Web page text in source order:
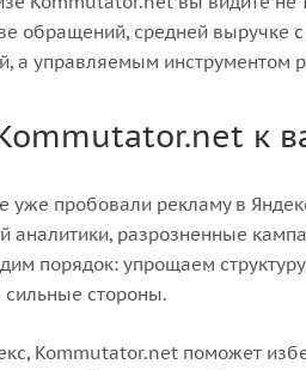
обращений, средней выручке
а управляемым инструментом
к
пробовали рекламу в
аналитики, разрозненные
порядок: упрощаем
стороны.
Kommutator.net поможет